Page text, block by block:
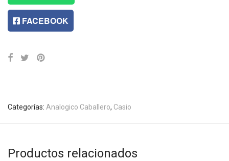
FACEBOOK
Categorías: Analogico Caballero, Casio
Productos relacionados